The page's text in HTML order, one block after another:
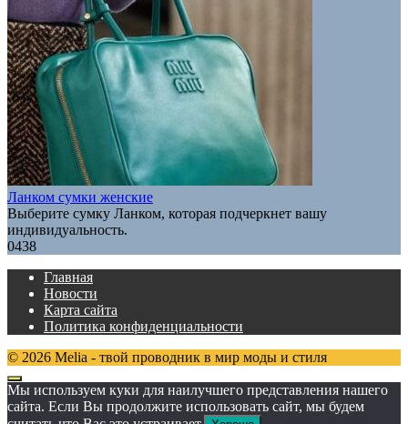
Ланком сумки женские
Выберите сумку Ланком, которая подчеркнет вашу
индивидуальность.
0438
Главная
Новости
Карта сайта
Политика конфиденциальности
© 2026 Melia - твой проводник в мир моды и стиля
Мы используем куки для наилучшего представления нашего
сайта. Если Вы продолжите использовать сайт, мы будем